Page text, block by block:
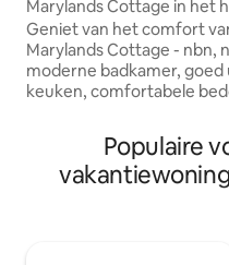
Marylands Cottage in het
Portland
Geniet van het comfort
Marylands Cottage - nbn,
moderne badkamer,
keuken, comfortabele
en een gemakkelijke
stranden van de stad, de
en alle mogelijkheden
Populaire